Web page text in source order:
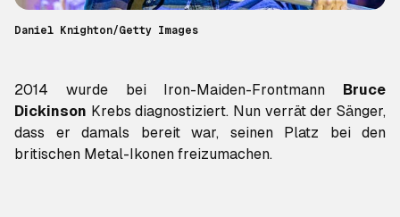
Daniel Knighton/Getty Images
2014 wurde bei Iron-Maiden-Frontmann Bruce
Dickinson Krebs diagnostiziert. Nun verrät der Sänger,
dass er damals bereit war, seinen Platz bei den
britischen Metal-Ikonen freizumachen.